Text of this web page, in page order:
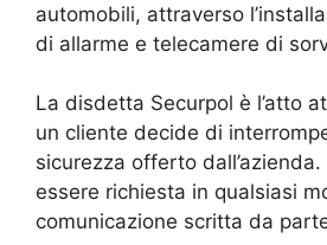
automobili, attraverso
di allarme e telecamere di
La disdetta Securpol è l’atto
un cliente decide di
sicurezza offerto
essere richiesta in qualsiasi
comunicazione scritta da